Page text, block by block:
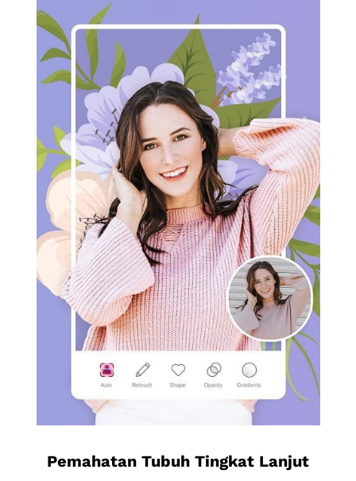
Pemahatan Tubuh Tingkat Lanjut